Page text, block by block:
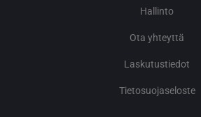
Hallinto
Ota yhteyttä
Laskutustiedot
Tietosuojaseloste